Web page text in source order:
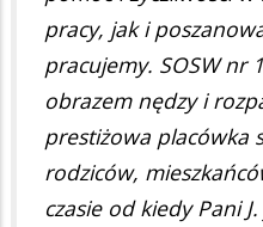
pracy, jak i
pracujemy. SOSW nr
obrazem nędzy i
prestiżowa placówka
rodziców,
czasie od kiedy Pani